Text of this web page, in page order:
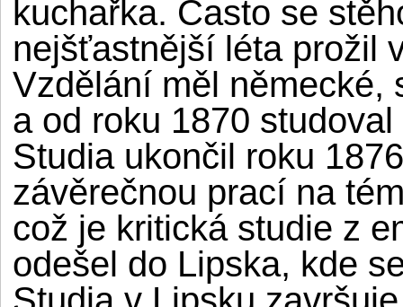
kuchařka. Často se
nejšťastnější léta prožil
Vzdělání měl německé,
a od roku 1870
Studia ukončil roku
závěrečnou prací na
což je kritická studie z
odešel do Lipska, kde